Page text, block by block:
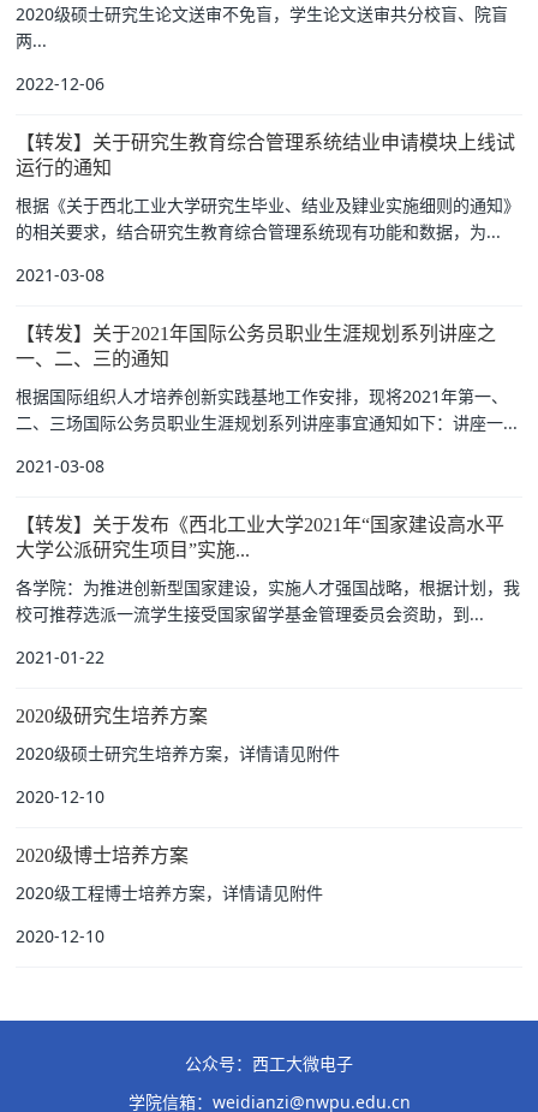
2020级硕士研究生论文送审不免盲，学生论文送审共分校盲、院盲
两...
2022-12-06
【转发】关于研究生教育综合管理系统结业申请模块上线试
运行的通知
根据《关于西北工业大学研究生毕业、结业及肄业实施细则的通知》
的相关要求，结合研究生教育综合管理系统现有功能和数据，为...
2021-03-08
【转发】关于2021年国际公务员职业生涯规划系列讲座之
一、二、三的通知
根据国际组织人才培养创新实践基地工作安排，现将2021年第一、
二、三场国际公务员职业生涯规划系列讲座事宜通知如下：讲座一...
2021-03-08
【转发】关于发布《西北工业大学2021年“国家建设高水平
大学公派研究生项目”实施...
​各学院：为推进创新型国家建设，实施人才强国战略，根据计划，我
校可推荐选派一流学生接受国家留学基金管理委员会资助，到...
2021-01-22
2020级研究生培养方案
2020级硕士研究生培养方案，详情请见附件
2020-12-10
2020级博士培养方案
2020级工程博士培养方案，详情请见附件
2020-12-10
公众号：西工大微电子
学院信箱：weidianzi@nwpu.edu.cn